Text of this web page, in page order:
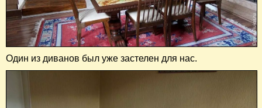
Один из диванов был уже застелен для нас.